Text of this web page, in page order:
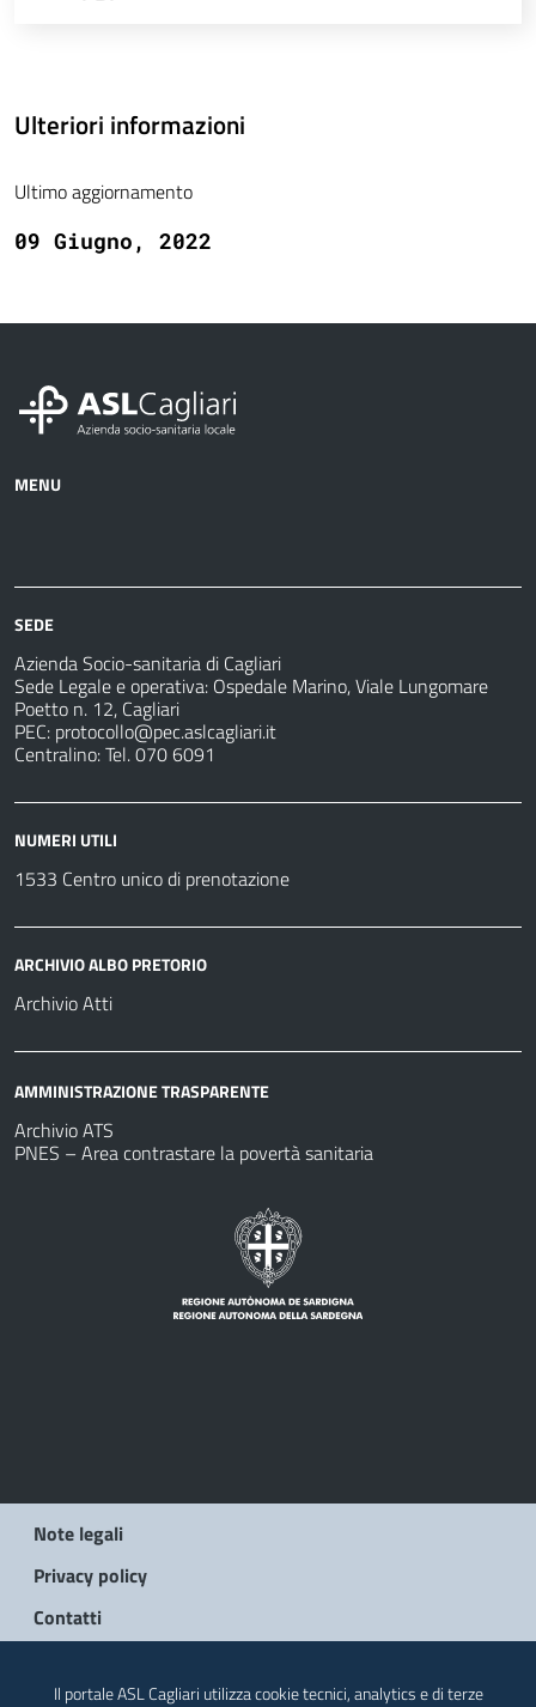
Ulteriori informazioni
Ultimo aggiornamento
09 Giugno, 2022
MENU
sanitarie
fare
SEDE
Azienda Socio-sanitaria di Cagliari
Sede Legale e operativa: Ospedale Marino, Viale Lungomare
Poetto n. 12, Cagliari
PEC: protocollo@pec.aslcagliari.it
Centralino: Tel. 070 6091
NUMERI UTILI
1533 Centro unico di prenotazione
ARCHIVIO ALBO PRETORIO
Archivio Atti
AMMINISTRAZIONE TRASPARENTE
Archivio ATS
PNES – Area contrastare la povertà sanitaria
Note legali
Privacy policy
Contatti
Il portale ASL Cagliari utilizza cookie tecnici, analytics e di terze